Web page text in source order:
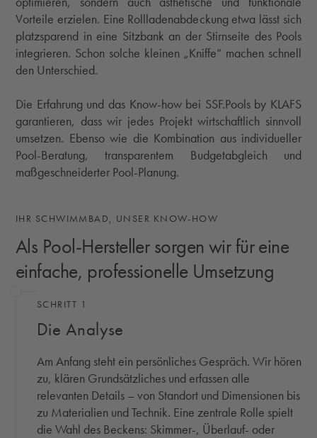
Vorteile erzielen. Eine Rollladenabdeckung etwa lässt sich
platzsparend in eine Sitzbank an der Stirnseite des Pools
integrieren. Schon solche kleinen „Kniffe“ machen schnell
den Unterschied.
Die Erfahrung und das Know-how bei SSF.Pools by KLAFS
garantieren, dass wir jedes Projekt wirtschaftlich sinnvoll
umsetzen. Ebenso wie die Kombination aus individueller
Pool-Beratung, transparentem Budgetabgleich und
maßgeschneiderter Pool-Planung.
IHR SCHWIMMBAD, UNSER KNOW-HOW
Als Pool-Hersteller sorgen wir für eine
einfache, professionelle Umsetzung
SCHRITT 1
Die Analyse
Am Anfang steht ein persönliches Gespräch. Wir hören
zu, klären Grundsätzliches und erfassen alle
relevanten Details – von Standort und Dimensionen bis
zu Materialien und Technik. Eine zentrale Rolle spielt
die Wahl des Beckens: Skimmer-, Überlauf- oder